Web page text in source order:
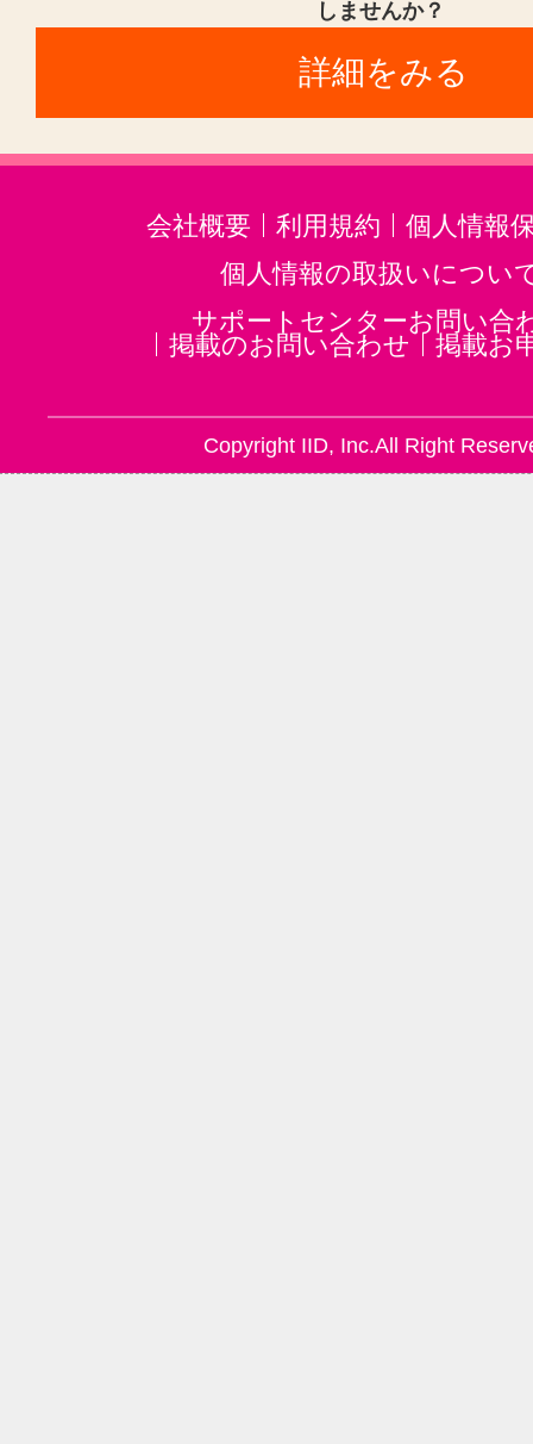
しませんか？
詳細をみる
会社概要 利用規約
個人情報
個人情報の取扱いについ
サポートセンターお問い合
掲載のお問い合わせ
掲載お
Copyright IID, Inc.All Right